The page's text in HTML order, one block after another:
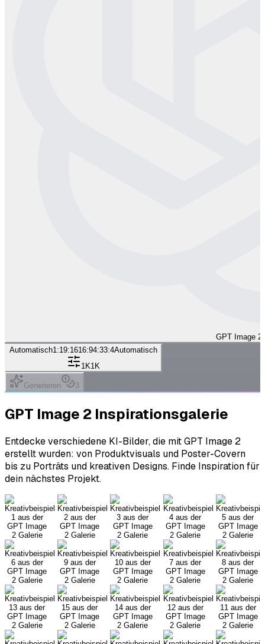
GPT Image 2
Automatisch1:1 9:1616:94:33:4Automatisch
1K1K
Generieren 3
GPT Image 2 Inspirationsgalerie
Entdecke verschiedene KI-Bilder, die mit GPT Image 2
erstellt wurden: von Produktvisuals und Poster-Covern
bis zu Porträts und kreativen Designs. Finde Inspiration für
dein nächstes Projekt.